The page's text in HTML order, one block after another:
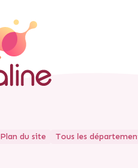
Plan du site Tous les